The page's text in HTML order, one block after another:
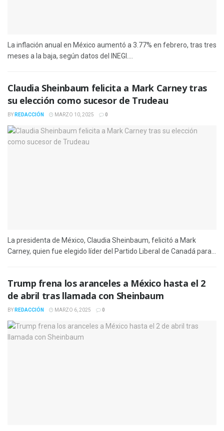
La inflación anual en México aumentó a 3.77% en febrero, tras tres
meses a la baja, según datos del INEGI....
Claudia Sheinbaum felicita a Mark Carney tras
su elección como sucesor de Trudeau
BY REDACCIÓN MARZO 10, 2025 0
La presidenta de México, Claudia Sheinbaum, felicitó a Mark
Carney, quien fue elegido líder del Partido Liberal de Canadá para...
Trump frena los aranceles a México hasta el 2
de abril tras llamada con Sheinbaum
BY REDACCIÓN MARZO 6, 2025 0